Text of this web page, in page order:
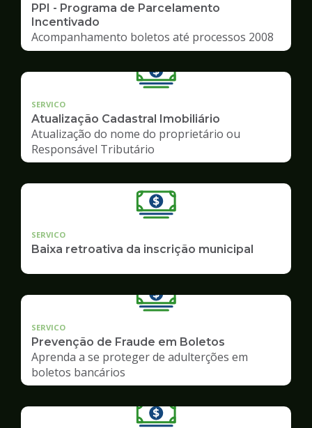
PPI - Programa de Parcelamento
Incentivado
Acompanhamento boletos até processos 2008
SERVICO
Atualização Cadastral Imobiliário
Atualização do nome do proprietário ou
Responsável Tributário
SERVICO
Baixa retroativa da inscrição municipal
SERVICO
Prevenção de Fraude em Boletos
Aprenda a se proteger de adulterções em
boletos bancários